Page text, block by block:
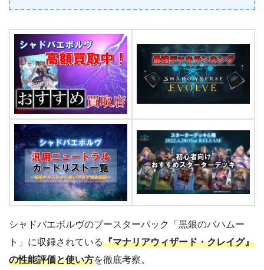
シャドバエボルヴのブースターパック「黒銀のバハムー
ト」に収録されている『マナリアウィザード・クレイグ』
の性能評価と使い方を徹底考察。